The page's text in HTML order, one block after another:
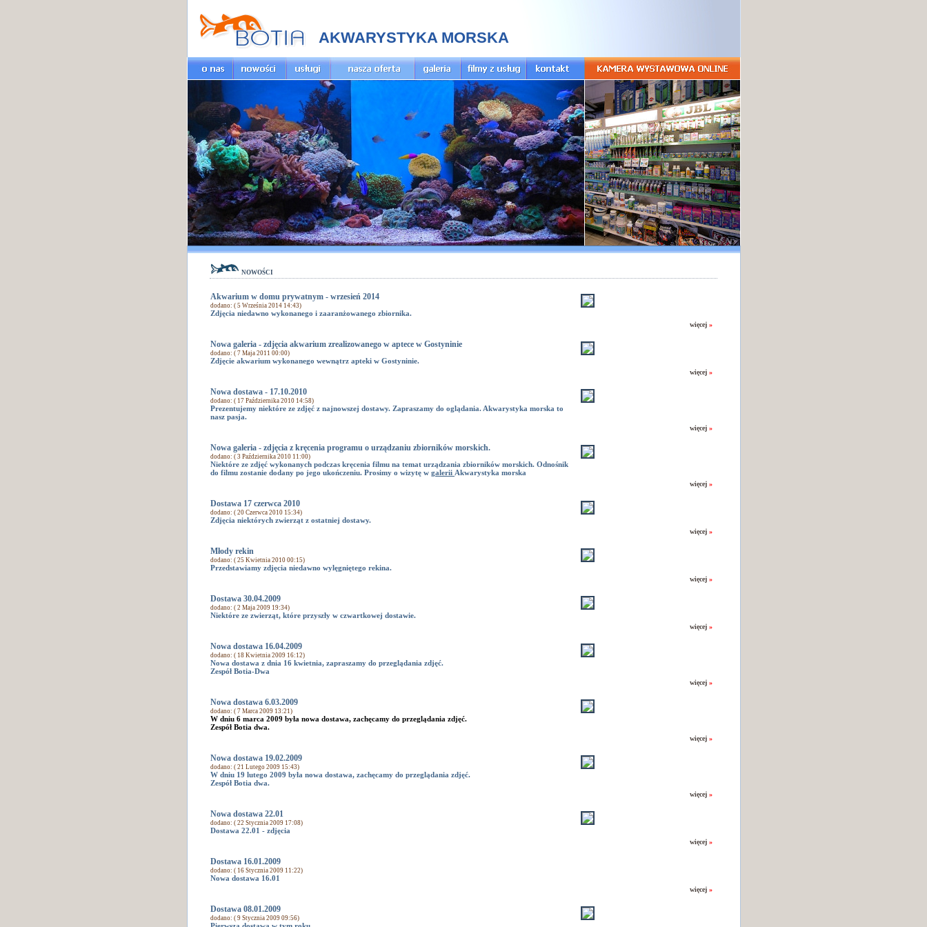
AKWARYSTYKA MORSKA
nowości
Akwarium w domu prywatnym - wrzesień 2014
dodano: ( 5 Września 2014 14:43)
Zdjęcia niedawno wykonanego i zaaranżowanego zbiornika.
więcej »
Nowa galeria - zdjęcia akwarium zrealizowanego w aptece w Gostyninie
dodano: ( 7 Maja 2011 00:00)
Zdjęcie akwarium wykonanego wewnątrz apteki w Gostyninie.
więcej »
Nowa dostawa - 17.10.2010
dodano: ( 17 Października 2010 14:58)
Prezentujemy niektóre ze zdjęć z najnowszej dostawy. Zapraszamy do oglądania. Akwarystyka morska to
nasz pasja.
więcej »
Nowa galeria - zdjęcia z kręcenia programu o urządzaniu zbiorników morskich.
dodano: ( 3 Października 2010 11:00)
Niektóre ze zdjęć wykonanych podczas kręcenia filmu na temat urządzania zbiorników morskich. Odnośnik
do filmu zostanie dodany po jego ukończeniu. Prosimy o wizytę w galerii Akwarystyka morska
więcej »
Dostawa 17 czerwca 2010
dodano: ( 20 Czerwca 2010 15:34)
Zdjęcia niektórych zwierząt z ostatniej dostawy.
więcej »
Młody rekin
dodano: ( 25 Kwietnia 2010 00:15)
Przedstawiamy zdjęcia niedawno wylęgniętego rekina.
więcej »
Dostawa 30.04.2009
dodano: ( 2 Maja 2009 19:34)
Niektóre ze zwierząt, które przyszły w czwartkowej dostawie.
więcej »
Nowa dostawa 16.04.2009
dodano: ( 18 Kwietnia 2009 16:12)
Nowa dostawa z dnia 16 kwietnia, zapraszamy do przeglądania zdjęć.
Zespół Botia-Dwa
więcej »
Nowa dostawa 6.03.2009
dodano: ( 7 Marca 2009 13:21)
W dniu 6 marca 2009 była nowa dostawa, zachęcamy do przeglądania zdjęć.
Zespół Botia dwa.
więcej »
Nowa dostawa 19.02.2009
dodano: ( 21 Lutego 2009 15:43)
W dniu 19 lutego 2009 była nowa dostawa, zachęcamy do przeglądania zdjęć.
Zespół Botia dwa.
więcej »
Nowa dostawa 22.01
dodano: ( 22 Stycznia 2009 17:08)
Dostawa 22.01 - zdjęcia
więcej »
Dostawa 16.01.2009
dodano: ( 16 Stycznia 2009 11:22)
Nowa dostawa 16.01
więcej »
Dostawa 08.01.2009
dodano: ( 9 Stycznia 2009 09:56)